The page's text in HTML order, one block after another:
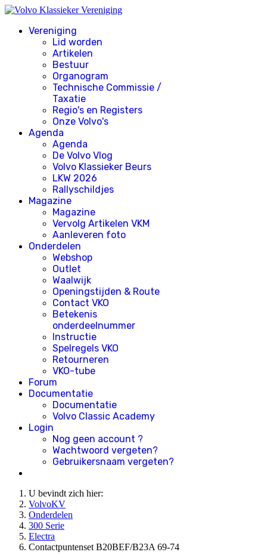
Vereniging
Lid worden
Artikelen
Bestuur
Organogram
Technische Commissie /
Taxatie
Regio's en Registers
Onze Volvo's
Agenda
Agenda
De Volvo Vlog
Volvo Klassieker Beurs
LKW 2026
Rallyschildjes
Magazine
Magazine
Vervolg Artikelen VKM
Aanleveren foto
Onderdelen
Webshop
Outlet
Waalwijk
Openingstijden & Route
Contact VKO
Betekenis
onderdeelnummer
Instructie
Spelregels VKO
Retourneren
VKO-tube
Forum
Documentatie
Documentatie
Volvo Classic Academy
Login
Nog geen account ?
Wachtwoord vergeten?
Gebruikersnaam vergeten?
U bevindt zich hier:
VolvoKV
Onderdelen
300 Serie
Electra
Contactpuntenset B20BEF/B23A 69-74